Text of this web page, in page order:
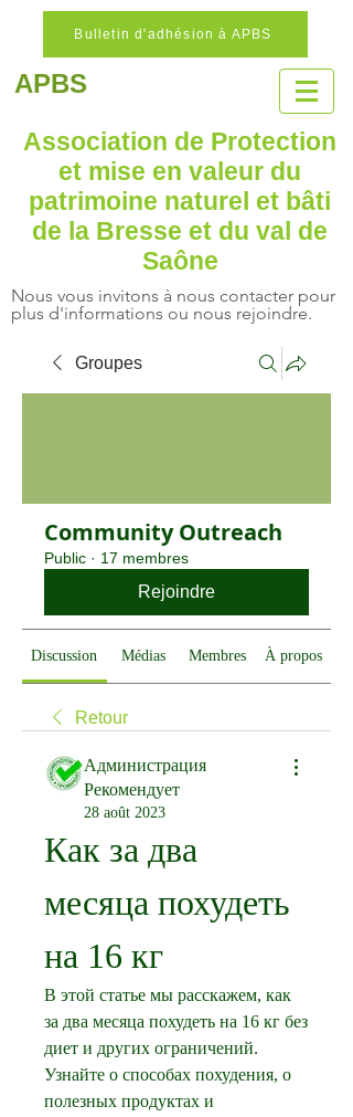
Bulletin d'adhésion à APBS
APBS
Association de Protection
et mise en valeur du
patrimoine naturel et bâti
de la Bresse et du val de
Saône
Nous vous invitons à nous contacter pour
plus d'informations ou nous rejoindre.
Groupes
Community Outreach
Public · 17 membres
Rejoindre
Discussion Médias Membres À propos
Retour
Администрация
Рекомендует
28 août 2023
Как за два
месяца похудеть
на 16 кг
В этой статье мы расскажем, как
за два месяца похудеть на 16 кг без
диет и других ограничений.
Узнайте о способах похудения, о
полезных продуктах и